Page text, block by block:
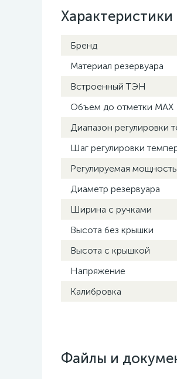
Характеристики
Бренд
Материал резервуара
Встроенный ТЭН
Объем до отметки MAX
Диапазон регулировки
Шаг регулировки
Регулируемая мощность
Диаметр резервуара
Ширина с ручками
Высота без крышки
Высота с крышкой
Напряжение
Калибровка
Файлы и